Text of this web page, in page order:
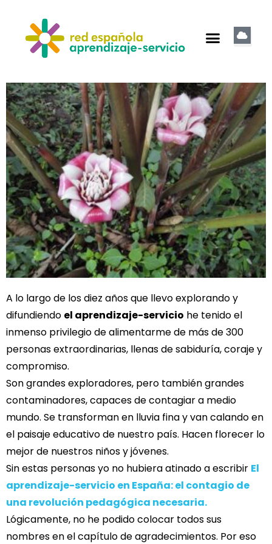
A lo largo de los diez años que llevo explorando y
difundiendo el aprendizaje-servicio he tenido el
inmenso privilegio de alimentarme de más de 300
personas extraordinarias, llenas de sabiduría, coraje y
compromiso.
Son grandes exploradores, pero también grandes
contaminadores, capaces de contagiar a medio
mundo. Se transforman en lluvia fina y van calando en
el paisaje educativo de nuestro país. Hacen florecer lo
mejor de nuestros niños y jóvenes.
Sin estas personas yo no hubiera atinado a escribir El
aprendizaje-servicio en España: el contagio de
una revolución pedagógica necesaria.
Lógicamente, no he podido colocar todos sus
nombres en el capítulo de agradecimientos. Por eso